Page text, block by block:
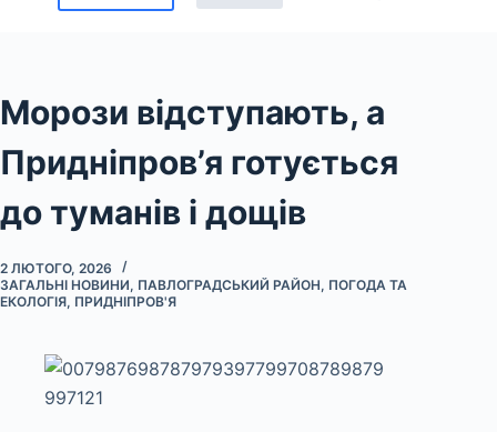
Морози відступають, а
Придніпров’я готується
до туманів і дощів
2 ЛЮТОГО, 2026
ЗАГАЛЬНІ НОВИНИ, ПАВЛОГРАДСЬКИЙ РАЙОН, ПОГОДА ТА
ЕКОЛОГІЯ, ПРИДНІПРОВ'Я